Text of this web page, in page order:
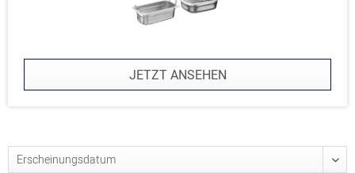
JETZT ANSEHEN